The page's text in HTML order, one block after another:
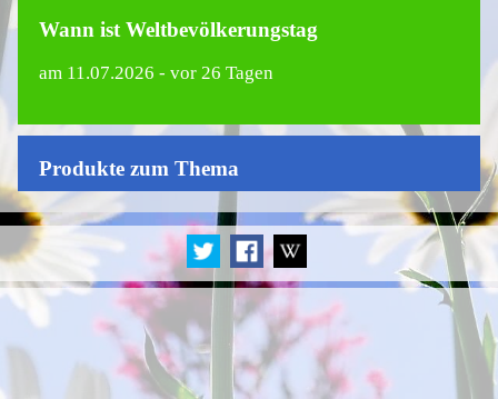
Wann ist Weltbevölkerungstag
am 11.07.2026 - vor 26 Tagen
Produkte zum Thema